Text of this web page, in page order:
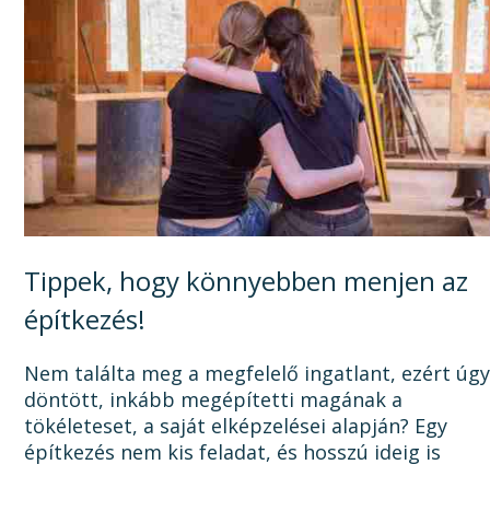
Tippek, hogy könnyebben menjen az
építkezés!
Nem találta meg a megfelelő ingatlant, ezért úgy
döntött, inkább megépítetti magának a
tökéleteset, a saját elképzelései alapján? Egy
építkezés nem kis feladat, és hosszú ideig is